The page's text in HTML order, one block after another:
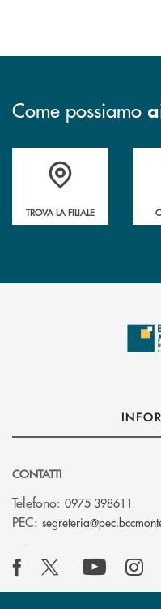
Come possiamo
Accedi all' elenco
TROVA LA FILIALE
CONTATTI
Telefono: 0975 398611
PEC: